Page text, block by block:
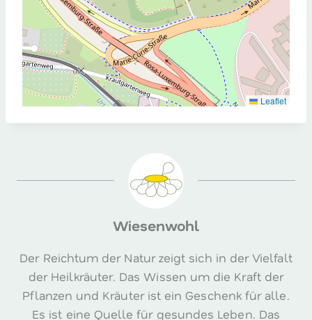
Leaflet
Wiesenwohl
Der Reichtum der Natur zeigt sich in der Vielfalt
der Heilkräuter. Das Wissen um die Kraft der
Pflanzen und Kräuter ist ein Geschenk für alle.
Es ist eine Quelle für gesundes Leben. Das